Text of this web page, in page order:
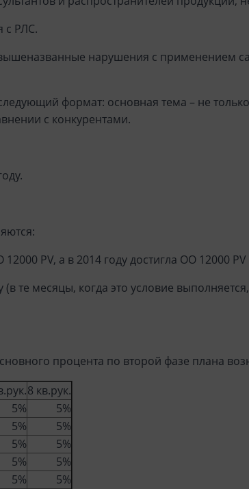
с РЛС.
нарушения с применением
формат: основная тема – не
с конкурентами.
PV, а в 2014 году достигла ОО 12000
те месяцы, когда это условие
процента по второй фазе плана
8 кв.рук.
5%
5%
5%
5%
5%
5%
5%
5%
5%
5%